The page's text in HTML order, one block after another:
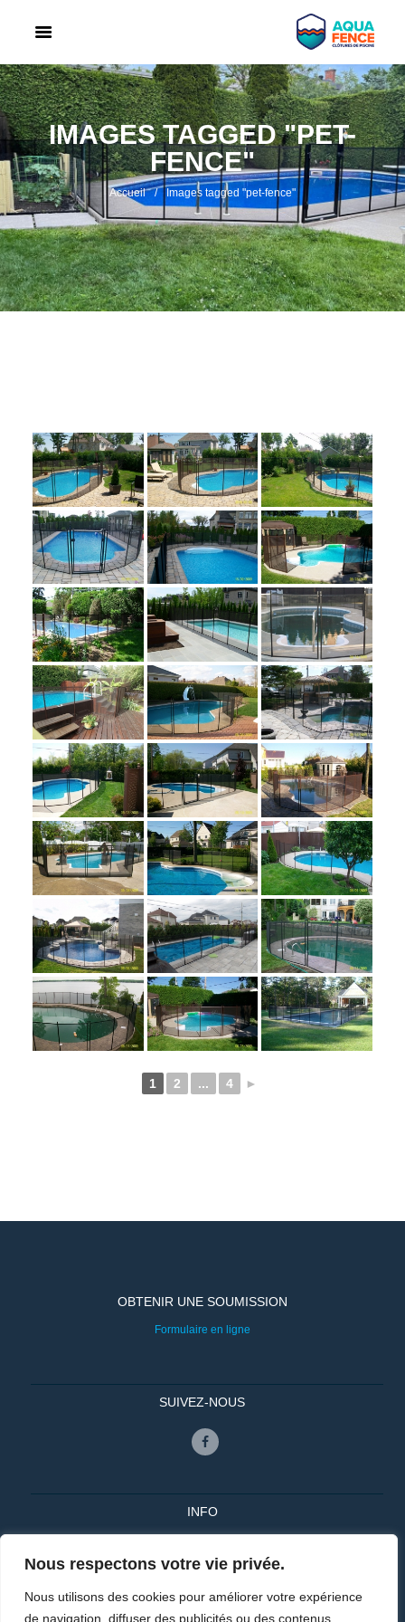
Nous respectons votre vie privée.
Nous utilisons des cookies pour améliorer votre expérience
de navigation, diffuser des publicités ou des contenus
IMAGES TAGGED "PET-
FENCE"
Accueil Images tagged "pet-fence"
1 2 ... 4 ►
OBTENIR UNE SOUMISSION
Formulaire en ligne
SUIVEZ-NOUS
INFO
info@aquafence.ca